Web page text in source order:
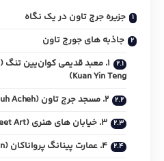
جزیره جرج تاون در یک نگاه
جاذبه‌ های جورج تاون
Kuan Yin Teng)
2. مسجد جرج تاون (Masjid Melayu Lebuh Acheh)
3. خیابان‌ های هنری (Street Art)
4. عمارت پینانگ پرواناکان (Pinang Peranakan Mansion)